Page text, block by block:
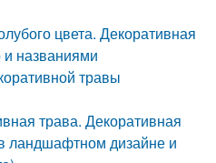
цвета. Декоративная
названиями
травы
трава. Декоративная
ландшафтном дизайне и